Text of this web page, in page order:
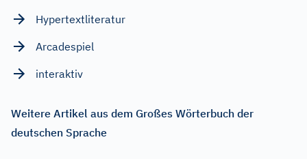
Hypertextliteratur
Arcadespiel
interaktiv
Weitere Artikel aus dem Großes Wörterbuch der
deutschen Sprache